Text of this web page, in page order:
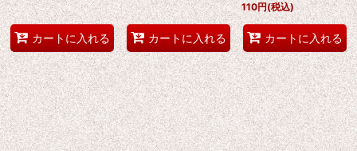
カートに入れる カートに入れる
110円(税込)
カートに入れる